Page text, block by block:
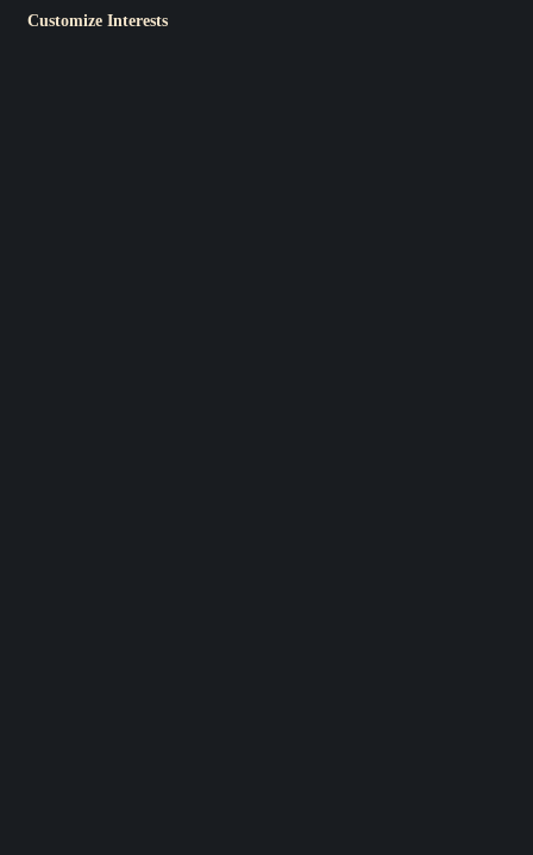
Customize Interests